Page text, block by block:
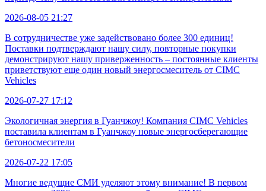
2026-08-05 21:27
В сотрудничестве уже задействовано более 300 единиц!
Поставки подтверждают нашу силу, повторные покупки
демонстрируют нашу приверженность – постоянные клиенты
приветствуют еще один новый энергосмеситель от CIMC
Vehicles
2026-07-27 17:12
Экологичная энергия в Гуанчжоу! Компания CIMC Vehicles
поставила клиентам в Гуанчжоу новые энергосберегающие
бетоносмесители
2026-07-22 17:05
Многие ведущие СМИ уделяют этому внимание! В первом